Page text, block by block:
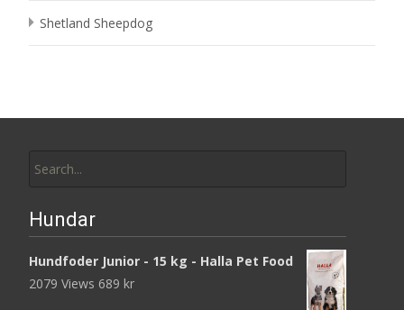
Shetland Sheepdog
for:
Hundar
Hundfoder Junior - 15 kg - Halla Pet Food
2079 Views 689 kr